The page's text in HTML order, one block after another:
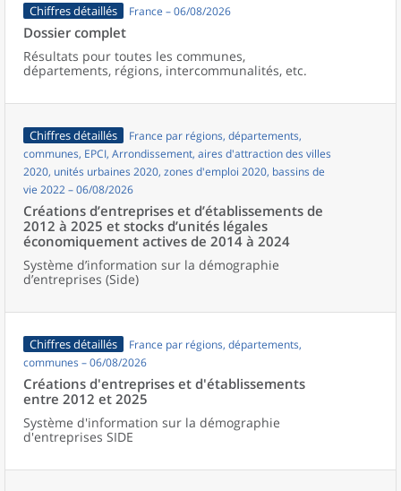
Chiffres détaillés France – 06/08/2026
Dossier complet
Résultats pour toutes les communes,
départements, régions, intercommunalités, etc.
Chiffres détaillés
France par régions, départements,
communes, EPCI, Arrondissement, aires d'attraction des villes
2020, unités urbaines 2020, zones d'emploi 2020, bassins de
vie 2022 – 06/08/2026
Créations d’entreprises et d’établissements de
2012 à 2025 et stocks d’unités légales
économiquement actives de 2014 à 2024
Système d’information sur la démographie
d’entreprises (Side)
Chiffres détaillés
France par régions, départements,
communes – 06/08/2026
Créations d'entreprises et d'établissements
entre 2012 et 2025
Système d'information sur la démographie
d'entreprises SIDE